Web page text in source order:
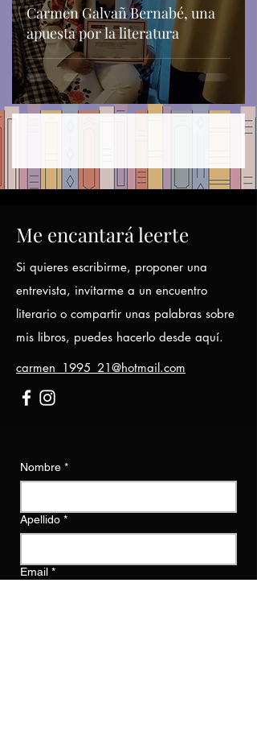
Carmen Galvañ Bernabé, una
apuesta por la literatura
Me encantará leerte
Si quieres escribirme, proponer una
entrevista, invitarme a un encuentro
literario o compartir unas palabras sobre
mis libros, puedes hacerlo desde aquí.
carmen_1995_21@hotmail.com
Nombre *
Apellido *
Email *